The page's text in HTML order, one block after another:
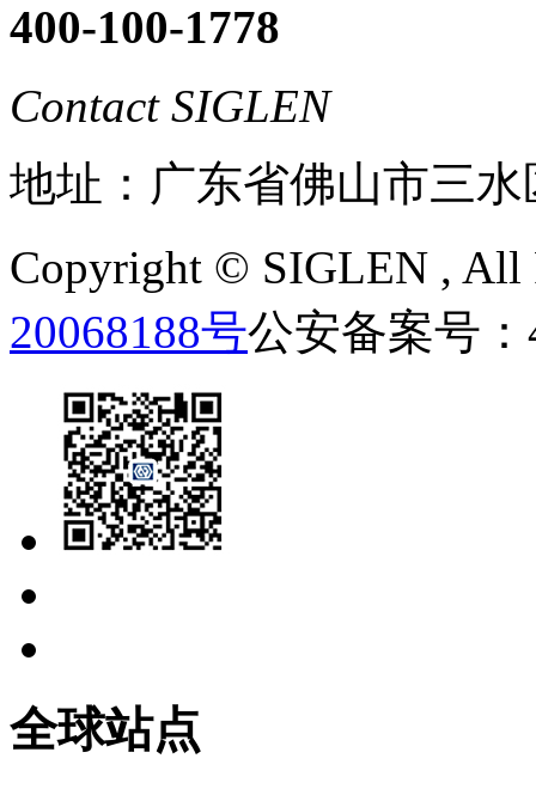
400-100-1778
Contact SIGLEN
地址：广东省佛山市三
Copyright © SIGLEN , All
20068188号公安备案号：
全球站点